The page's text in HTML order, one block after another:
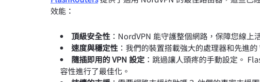
效能：
頂級安全性 ：NordVPN 能守護整個網路，保障您線上
速度與穩定性 ：我們的裝置搭載強大的處理器和先進
隨插即用的 VPN 設定 ：跳過讓人頭疼的手動設定。
容性進行了最佳化。